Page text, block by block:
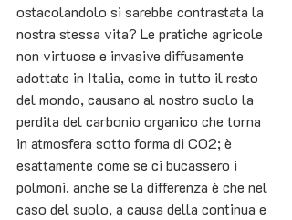
ostacolandolo si sarebbe contrastata la
nostra stessa vita? Le pratiche agricole
non virtuose e invasive diffusamente
adottate in Italia, come in tutto il resto
del mondo, causano al nostro suolo la
perdita del carbonio organico che torna
in atmosfera sotto forma di CO2; è
esattamente come se ci bucassero i
polmoni, anche se la differenza è che nel
caso del suolo, a causa della continua e